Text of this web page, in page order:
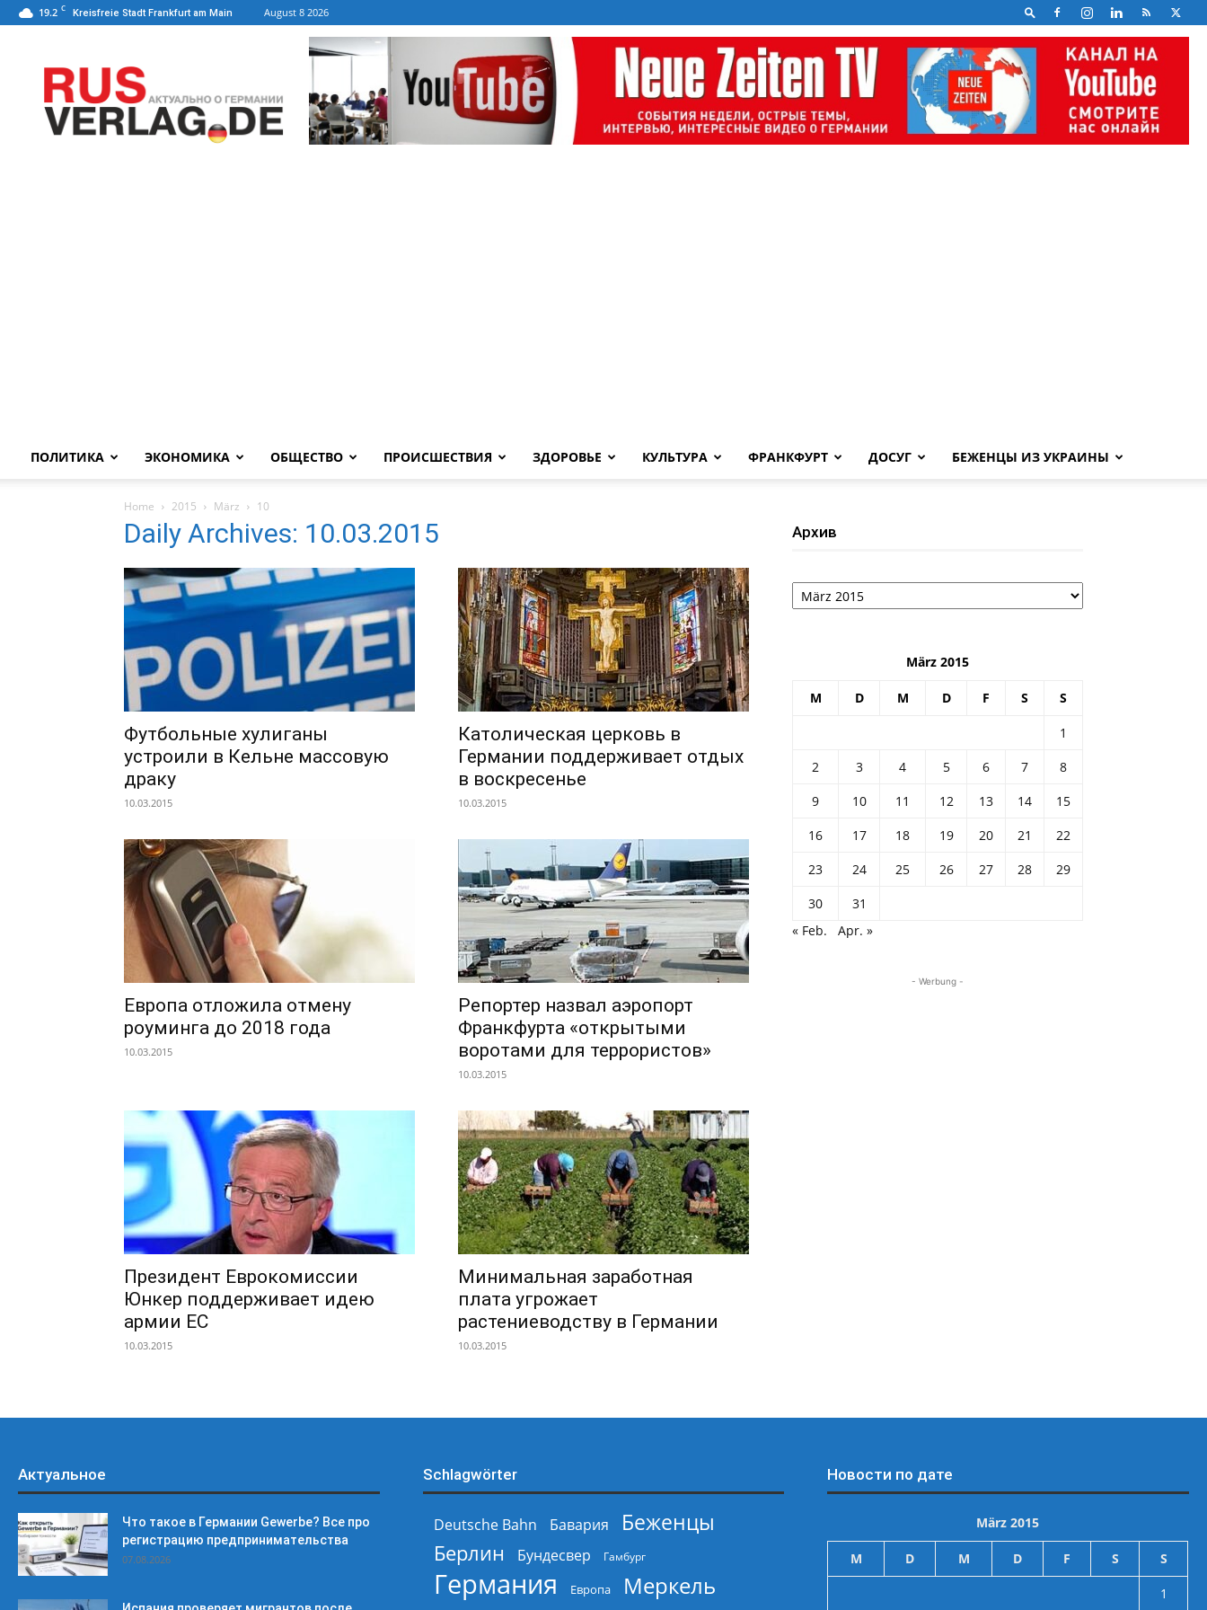
19.2 C Kreisfreie Stadt Frankfurt am Main August 8 2026
ПОЛИТИКА ЭКОНОМИКА ОБЩЕСТВО ПРОИСШЕСТВИЯ ЗДОРОВЬЕ КУЛЬТУРА ФРАНКФУРТ ДОСУГ БЕЖЕНЦЫ ИЗ УКРАИНЫ
Home 2015 März 10
Daily Archives: 10.03.2015
Футбольные хулиганы
устроили в Кельне массовую
драку
10.03.2015
Католическая церковь в
Германии поддерживает отдых
в воскресенье
10.03.2015
Европа отложила отмену
роуминга до 2018 года
10.03.2015
Репортер назвал аэропорт
Франкфурта «открытыми
воротами для террористов»
10.03.2015
Президент Еврокомиссии
Юнкер поддерживает идею
армии ЕС
10.03.2015
Минимальная заработная
плата угрожает
растениеводству в Германии
10.03.2015
Архив
Архив
März 2015
M D M D F S S
1
2
3 4 5 6 7
8
9
10 11 12 13 14
15
16
17 18 19 20 21
22
23
24 25 26 27 28
29
30
31
« Feb.
Apr. »
- Werbung -
Актуальное
Что такое в Германии Gewerbe? Все про
регистрацию предпринимательства
07.08.2026
Schlagwörter
Deutsche Bahn Бавария
Беженцы
Берлин
Бундесвер Гамбург
Германия Европа Меркель
Новости по дате
März 2015
M D M D F S S
1